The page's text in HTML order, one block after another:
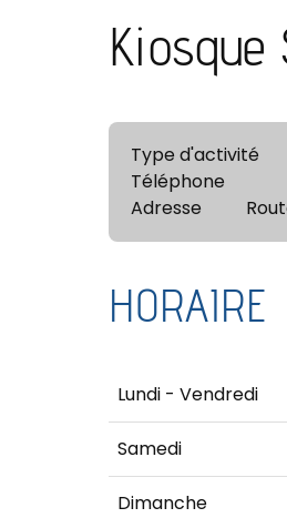
Kiosque
Type d'activité
Téléphone
Adresse
HORAIRE
Lundi - Vendredi
Samedi
Dimanche